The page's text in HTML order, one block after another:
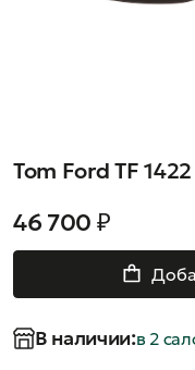
Tom Ford TF
46 700 ₽
В наличии:в 2